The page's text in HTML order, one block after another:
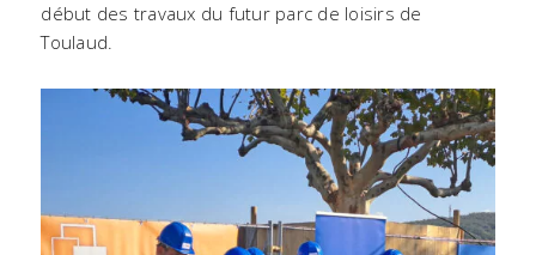
début des travaux du futur parc de loisirs de
Toulaud.